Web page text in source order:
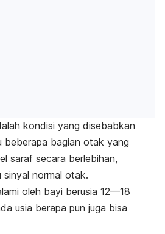
kondisi yang disebabkan
beberapa bagian otak yang
saraf secara berlebihan,
sinyal normal otak.
oleh bayi berusia 12—18
usia berapa pun juga bisa